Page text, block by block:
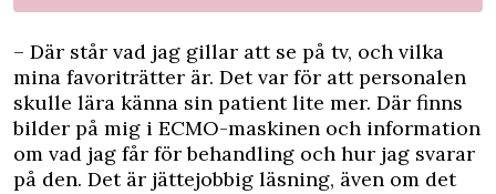
– Där står vad jag gillar att se på tv, och vilka
mina favoriträtter är. Det var för att personalen
skulle lära känna sin patient lite mer. Där finns
bilder på mig i ECMO-maskinen och information
om vad jag får för behandling och hur jag svarar
på den. Det är jättejobbig läsning, även om det